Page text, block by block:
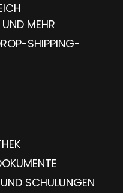
MEHR
SHIPPING-
SCHULUNGEN